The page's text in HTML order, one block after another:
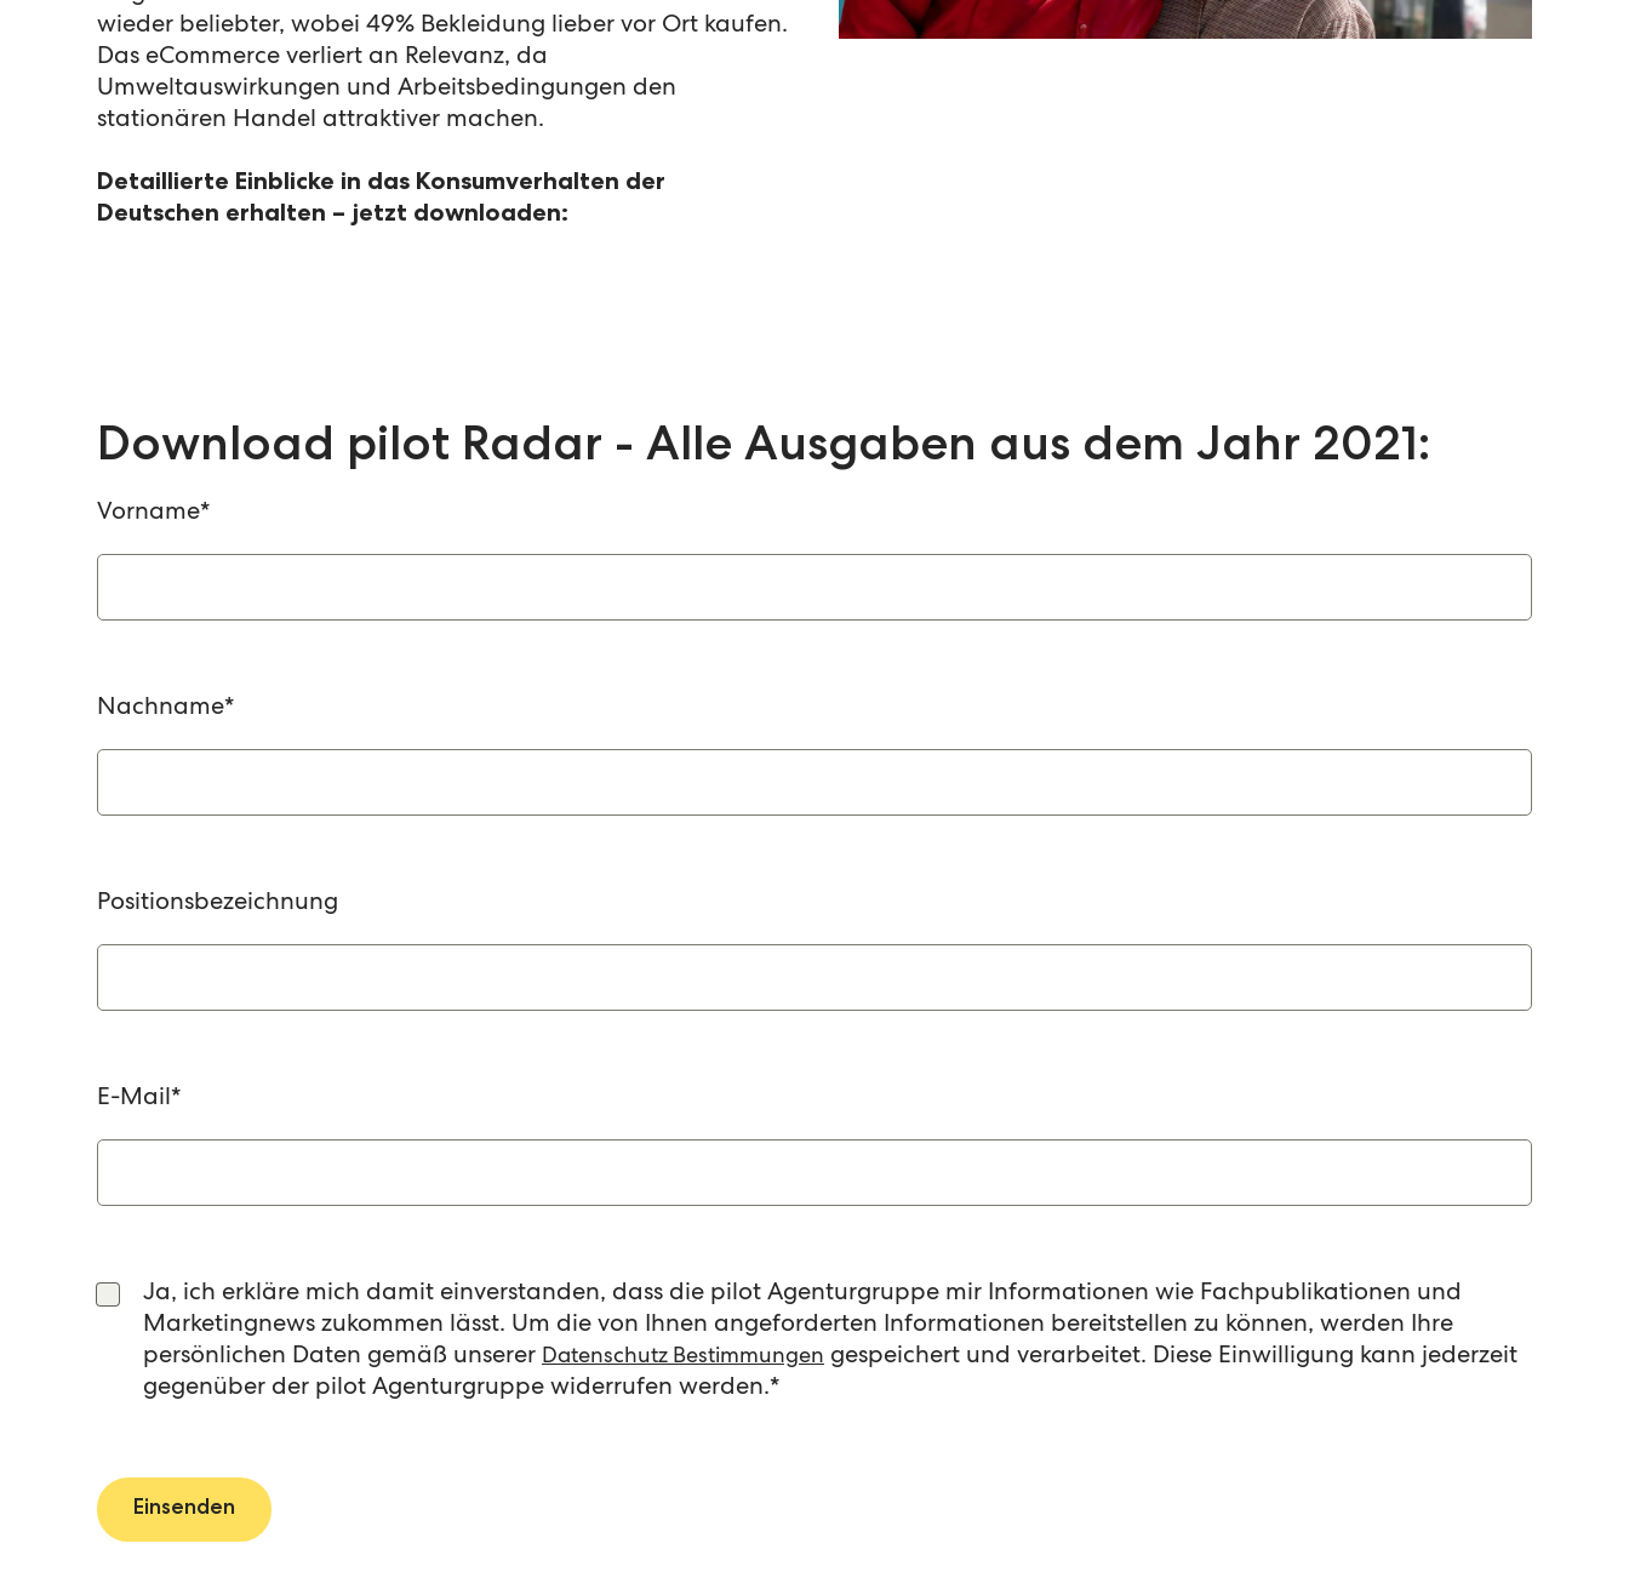
wieder beliebter, wobei 49% Bekleidung lieber vor Ort kaufen.
Das eCommerce verliert an Relevanz, da
Umweltauswirkungen und Arbeitsbedingungen den
stationären Handel attraktiver machen.
Detaillierte Einblicke in das Konsumverhalten der
Deutschen erhalten – jetzt downloaden:
Download pilot Radar - Alle Ausgaben aus dem Jahr 2021:
Vorname*
Nachname*
Positionsbezeichnung
E-Mail*
Ja, ich erkläre mich damit einverstanden, dass die pilot Agenturgruppe mir Informationen wie Fachpublikationen und
Marketingnews zukommen lässt. Um die von Ihnen angeforderten Informationen bereitstellen zu können, werden Ihre
persönlichen Daten gemäß unserer Datenschutz Bestimmungen gespeichert und verarbeitet. Diese Einwilligung kann jederzeit
gegenüber der pilot Agenturgruppe widerrufen werden.*